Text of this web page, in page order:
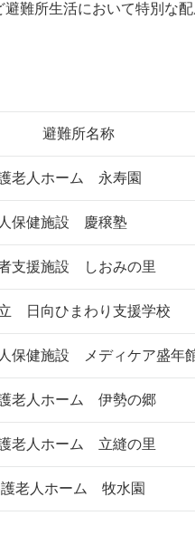
難所生活において特別な
避難所名称
老人ホーム 永寿園
保健施設 慶穣塾
支援施設 しおみの里
日向ひまわり支援学校
保健施設 メディケア盛年
老人ホーム 伊勢の郷
老人ホーム 立縫の里
老人ホーム 牧水園